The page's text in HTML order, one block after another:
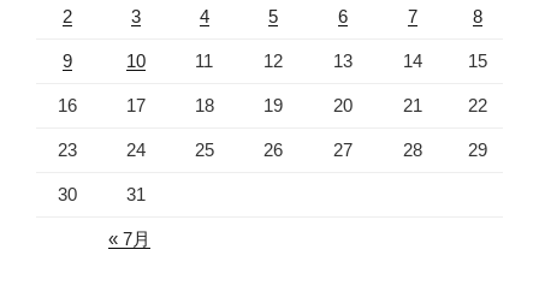
2 3 4 5 6 7 8
9 10 11 12 13 14 15
16 17 18 19 20 21 22
23 24 25 26 27 28 29
30 31
« 7月